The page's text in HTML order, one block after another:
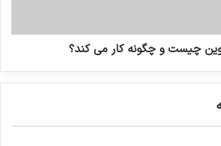
چیست و چگونه کار می کند؟